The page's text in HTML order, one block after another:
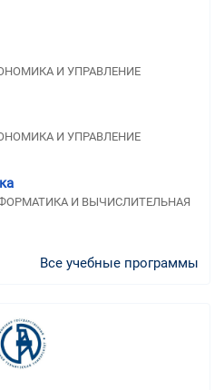
И УПРАВЛЕНИЕ
И УПРАВЛЕНИЕ
И ВЫЧИСЛИТЕЛЬНАЯ
Все учебные программы